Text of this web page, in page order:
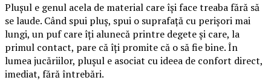
Plușul e genul acela de material care își face treaba fără să
se laude. Când spui pluș, spui o suprafață cu perișori mai
lungi, un puf care îți alunecă printre degete și care, la
primul contact, pare că îți promite că o să fie bine. În
lumea jucăriilor, plușul e asociat cu ideea de confort direct,
imediat, fără întrebări.